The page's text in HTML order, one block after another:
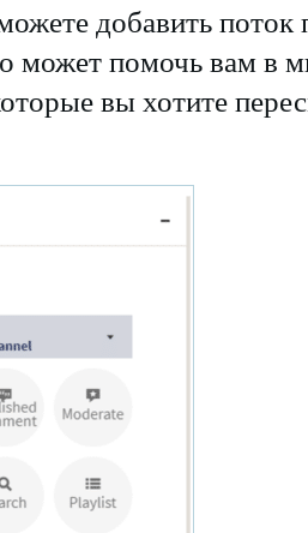
добавить поток
может помочь вам в
вы хотите